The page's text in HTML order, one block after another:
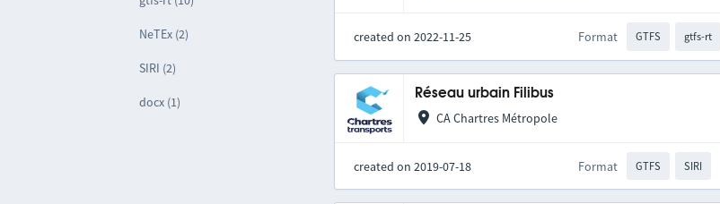
NeTEx (2)
SIRI (2)
docx (1)
created on 2022-11-25 Format GTFS gtfs-rt
Réseau urbain Filibus
CA Chartres Métropole
created on 2019-07-18 Format GTFS SIRI